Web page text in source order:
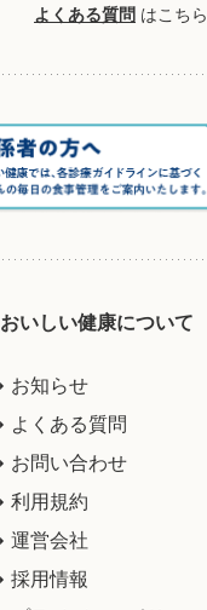
よくある質問 はこちら
おいしい健康について
お知らせ
よくある質問
お問い合わせ
利用規約
運営会社
採用情報